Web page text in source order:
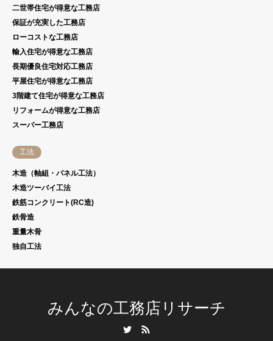
二世帯住宅が得意な工務店
保証が充実した工務店
ローコストな工務店
輸入住宅が得意な工務店
長期優良住宅対応工務店
平屋住宅が得意な工務店
3階建て住宅が得意な工務店
リフォームが得意な工務店
スーパー工務店
工法
木造（軸組・パネル工法）
木造ツーバイ工法
鉄筋コンクリート(RC造)
鉄骨造
重量木骨
独自工法
みんなの工務店リサーチ